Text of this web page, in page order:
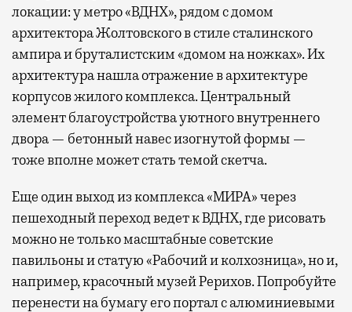
локации: у метро «ВДНХ», рядом с домом
архитектора Жолтовского в стиле сталинского
ампира и бруталистским «домом на ножках». Их
архитектура нашла отражение в архитектуре
корпусов жилого комплекса. Центральный
элемент благоустройства уютного внутреннего
двора — бетонный навес изогнутой формы —
тоже вполне может стать темой скетча.
Еще один выход из комплекса «МИРА» через
пешеходный переход ведет к ВДНХ, где рисовать
можно не только масштабные советские
павильоны и статую «Рабочий и колхозница», но и,
например, красочный музей Рерихов. Попробуйте
перенести на бумагу его портал с алюминиевыми